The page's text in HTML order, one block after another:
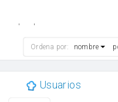
con levadura
Ordena por: nombre
Usuarios